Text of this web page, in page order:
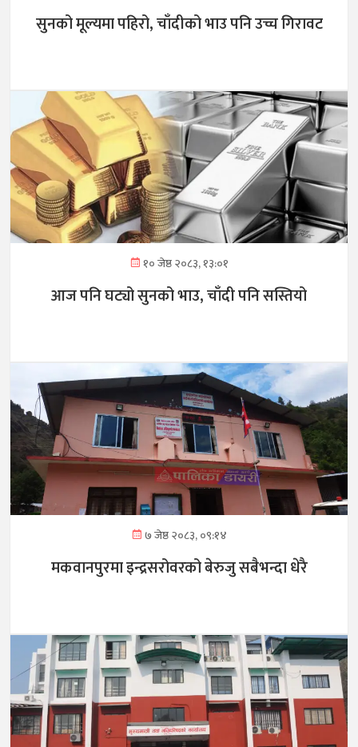
सुनको मूल्यमा पहिरो, चाँदीको भाउ पनि उच्च गिरावट
१० जेष्ठ २०८३, १३:०१
आज पनि घट्यो सुनको भाउ, चाँदी पनि सस्तियो
७ जेष्ठ २०८३, ०९:१४
मकवानपुरमा इन्द्रसरोवरको बेरुजु सबैभन्दा धेरै